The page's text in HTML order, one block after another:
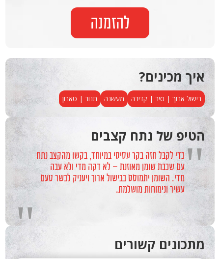
להזמנה
איך מכינים?
בישול ארוך | סיר | קדירה מעשנה תנור | טאבון
הטיפ של נתח קצבים
"כדי לקבל חזה בקר עסיסי במיוחד, בקשו מהקצב נתח
עם שכבת שומן מאוזנת – לא דקה מדי ולא עבה
מדי. השומן יתמוסס בבישול ארוך ויעניק לבשר טעם
עשיר ונימוחות מושלמת.
" מתכונים קשורים